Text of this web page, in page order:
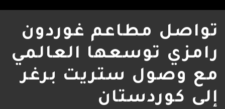
تواصل مطاعم غوردون
رامزي توسعها العالمي
مع وصول ستريت برغر
إلى كوردستان